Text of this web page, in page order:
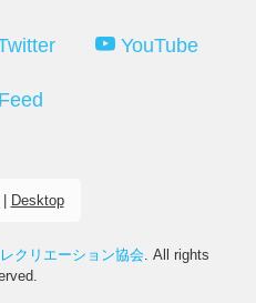
YouTube
Feed
Desktop
クリエーション協会. All rights